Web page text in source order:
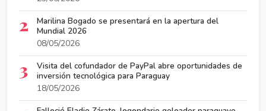
2
Marilina Bogado se presentará en la apertura del
Mundial 2026
08/05/2026
3
Visita del cofundador de PayPal abre oportunidades de
inversión tecnológica para Paraguay
18/05/2026